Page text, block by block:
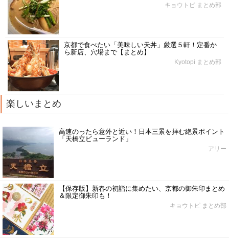
キョウトピ まとめ部
京都で食べたい「美味しい天丼」厳選５軒！定番か
ら新店、穴場まで【まとめ】
Kyotopi まとめ部
楽しいまとめ
高速のったら意外と近い！日本三景を拝む絶景ポイント
「天橋立ビューランド」
アリー
【保存版】新春の初詣に集めたい、京都の御朱印まとめ
＆限定御朱印も！
キョウトピ まとめ部